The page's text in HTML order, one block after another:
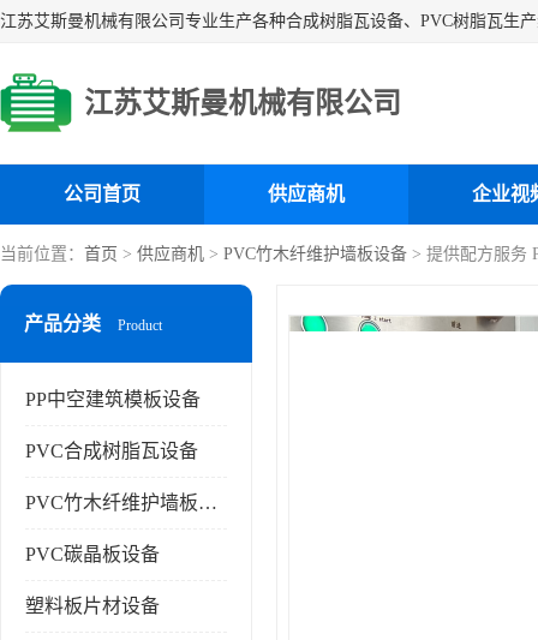
江苏艾斯曼机械有限公司
公司首页 供应商机 企业视
当前位置： 首页 > 供应商机 > PVC竹木纤维护墙板设备 > 提供配方服务
产品分类 Product
PP中空建筑模板设备
PVC合成树脂瓦设备
PVC竹木纤维护墙板设备
PVC碳晶板设备
塑料板片材设备